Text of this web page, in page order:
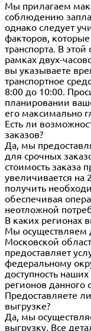
Мы прилагаем
соблюдению
однако следует
факторов, которые
транспорта. В
рамках двух-
вы указываете
транспортное
8:00 до 10:00.
планировании
его максимально
Есть ли
заказов?
Да, мы
для срочных
стоимость заказа
увеличивается на
получить
обеспечивая
неотложной
В каких регионах
Мы осуществляем
Московской
предоставляет
федеральному
доступность
регионов данного
Предоставляете
выгрузке?
Да, мы
выгрузку. Все